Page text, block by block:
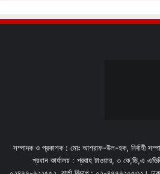
সম্পাদক ও প্রকাশক : মোঃ আশরাফ-উল-হক, নির্বাহী
প্রধান কার্যালয় : প্রবাহ টাওয়ার, ৩ কে,ডি,এ